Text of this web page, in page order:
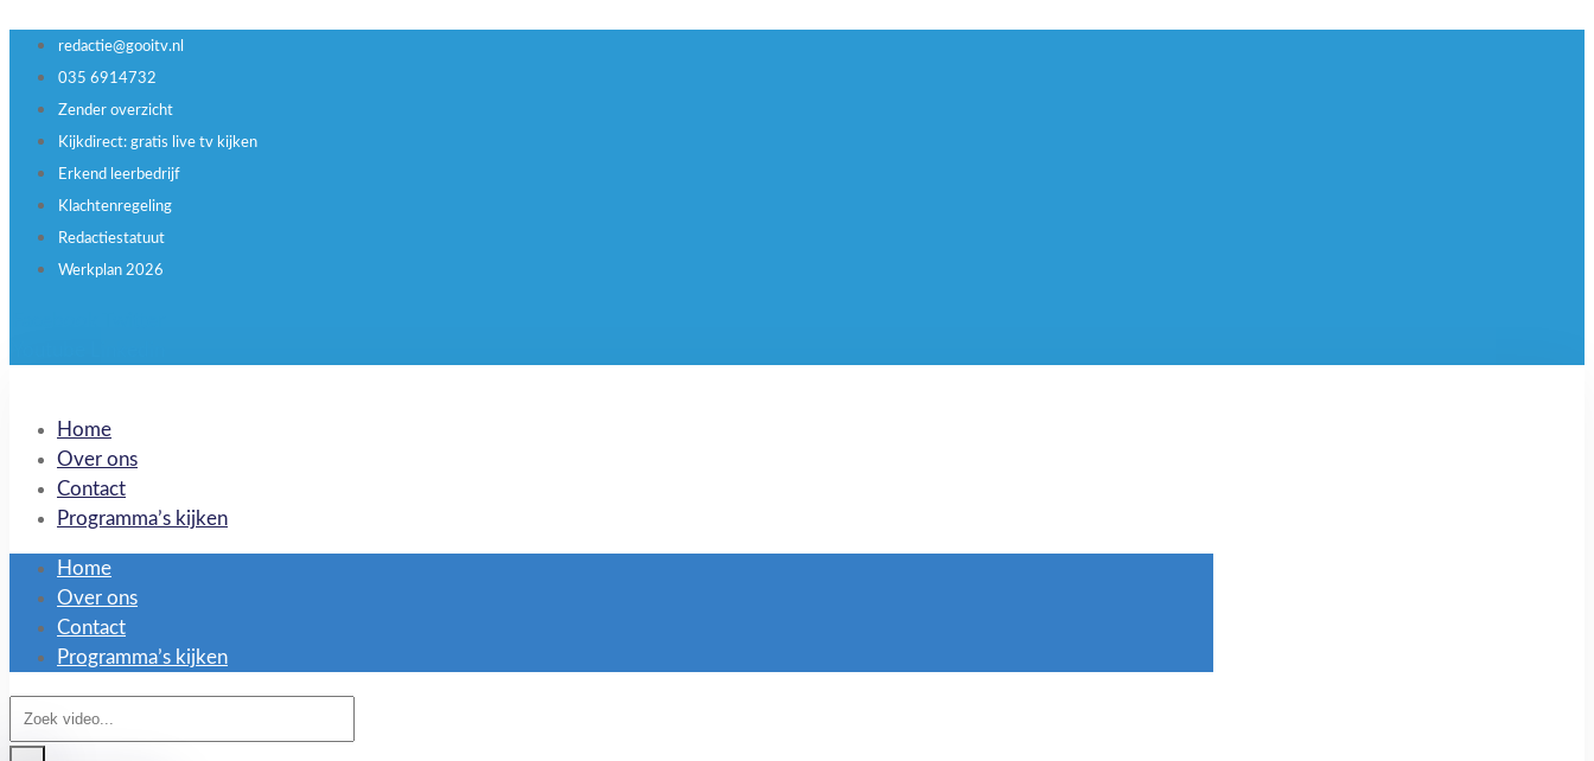
redactie@gooitv.nl
035 6914732
Zender overzicht
Kijkdirect: gratis live tv kijken
Erkend leerbedrijf
Klachtenregeling
Redactiestatuut
Werkplan 2026
Home
Over ons
Contact
Programma’s kijken
Home
Over ons
Contact
Programma’s kijken
Search
...